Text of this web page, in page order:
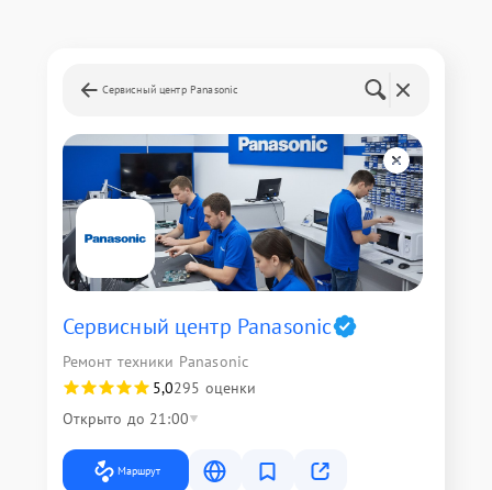
Сервисный центр Panasonic
Сервисный центр Panasonic
Ремонт техники Panasonic
5,0295 оценки
Открыто до 21:00
Маршрут